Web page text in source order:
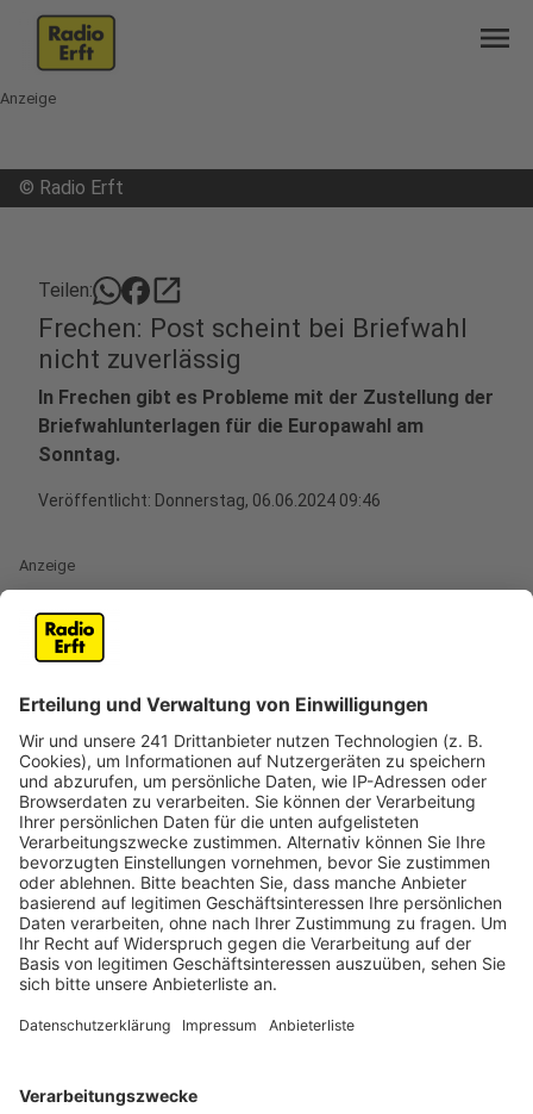
menu
Anzeige
© Radio Erft
Teilen: open_in_new
Frechen: Post scheint bei Briefwahl
nicht zuverlässig
In Frechen gibt es Probleme mit der Zustellung der
Briefwahlunterlagen für die Europawahl am
Sonntag.
Veröffentlicht: Donnerstag, 06.06.2024 09:46
Anzeige
Laut Stadt haben einige Bürger die Unterlagen
immer nicht im Briefkasten gehabt. Das könne aber
nicht an der Verwaltung liegen, man bearbeite
Briefwahl-Anträge immer schnell, oft am gleichen Tag,
heißt es. Inzwischen häufen sich bei der Stadt Frechen
die Beschwerden. Und die Deutsche Post behauptet
demnach, dass die Dokumente zugestellt wurden. Das
glaubt die Verwaltung aber nicht so richtig: Die
Wirklichkeit und die Angaben des Dienstleisters
passen demnach nicht überein.
Frechen rät allen, die noch keine Briefwahl-Unterlagen
oder gleich vor Ort zu wählen. Wichtig sei,
wenn möglich auch die Wahlbenachrichtigung.